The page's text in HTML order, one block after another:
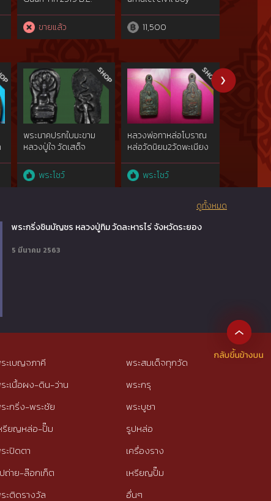
blessed by Luang Por
Koon Wat Banrai and
one placed the first at
the competition on 21
December 2014.
ขายแล้ว
made of copper. This
is the most popular
Thai alphabet ท with
dot (ทฺ). This one
placed the first at the
competition on 22
February 2015.
11,500
made of
is
one
second
2558
by
พระนาคปรกใบมะขาม
หลวงปู่ใจ วัดเสด็จ
พระโชว์
หลวงพ่อทาหล่อโบราณ
หล่อวัดนิยม2วัดพะเนียง
จ.นครปฐม(rare show)
พระโชว์
จอบเล็ก
บางคลาน
ทองคำ
พระกริ่งชินบัญชร หลวงปู่ทิม วัดละหารไร่ จังหวัดระยอง
5 มีนาคม 2563
ดูทั้งหมด
ะเบญจภาคี
ะเนื้อผง-ดิน-ว่าน
ะกริ่ง-พระชัย
รียญหล่อ-ปั๊ม
ะปิดตา
ถ่าย-ล๊อกเก็ต
ะติดรางวัล
พระสมเด็จทุกวัด
พระกรุ
พระบูชา
รูปหล่อ
เครื่องราง
เหรียญปั๊ม
อื่นๆ